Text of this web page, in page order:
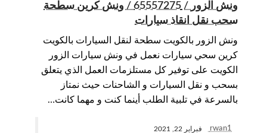
ونش الزور / 65557275 / ونش كرين سطحة
سحب نقل انقاذ سيارات
ونش الزور بالكويت سطحة لنقل السيارات بالكويت
كرين سحي سيارات نعمل في ونش سيارات الزور
الكويت على توفير كل مستلزمات العمل الذي يتعلق
بسحب و نقل السيارات و الشاحنات حيث نمتاز
بالسرعة في تلبية الطلب أينما كنت و مهما كانت…
rwan1 فبراير 22, 2021